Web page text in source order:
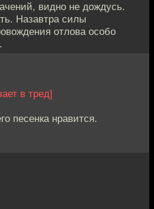
видно не дождусь.
Назавтра силы
отлова особо
в тред]
песенка нравится.